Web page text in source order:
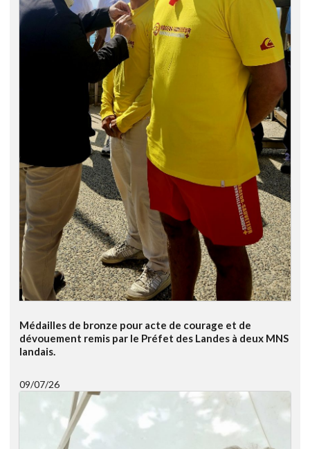
Médailles de bronze pour acte de courage et de
dévouement remis par le Préfet des Landes à deux MNS
landais.
09/07/26